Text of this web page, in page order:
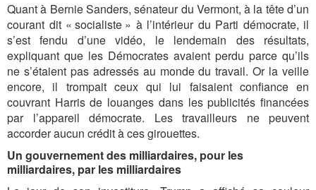
Quant à Bernie Sanders, sénateur du Vermont, à la tête d’un
courant dit « socialiste » à l’intérieur du Parti démocrate, il
s’est fendu d’une vidéo, le lendemain des résultats,
expliquant que les Démocrates avaient perdu parce qu’ils
ne s’étaient pas adressés au monde du travail. Or la veille
encore, il trompait ceux qui lui faisaient confiance en
couvrant Harris de louanges dans les publicités financées
par l’appareil démocrate. Les travailleurs ne peuvent
accorder aucun crédit à ces girouettes.
Un gouvernement des milliardaires, pour les
milliardaires, par les milliardaires